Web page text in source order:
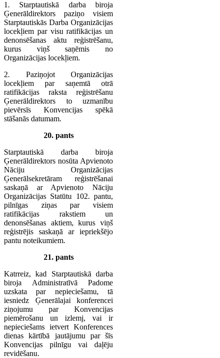
1. Starptautiskā darba biroja
Ģenerāldirektors paziņo visiem
Starptautiskās Darba Organizācijas
locekļiem par visu ratifikācijas un
denonsēšanas aktu reģistrēšanu,
kurus viņš saņēmis no
Organizācijas locekļiem.
2. Paziņojot Organizācijas
locekļiem par saņemtā otrā
ratifikācijas raksta reģistrēšanu
Ģenerāldirektors to uzmanību
pievērsīs Konvencijas spēkā
stāšanās datumam.
20. pants
Starptautiskā darba biroja
Ģenerāldirektors nosūta Apvienoto
Nāciju Organizācijas
Ģenerālsekretāram reģistrēšanai
saskaņā ar Apvienoto Nāciju
Organizācijas Statūtu 102. pantu,
pilnīgas ziņas par visiem
ratifikācijas rakstiem un
denonsēšanas aktiem, kurus viņš
reģistrējis saskaņā ar iepriekšējo
pantu noteikumiem.
21. pants
Katrreiz, kad Starptautiskā darba
biroja Administratīvā Padome
uzskata par nepieciešamu, tā
iesniedz Ģenerālajai konferencei
ziņojumu par Konvencijas
piemērošanu un izlemj, vai ir
nepieciešams ietvert Konferences
dienas kārtībā jautājumu par šīs
Konvencijas pilnīgu vai daļēju
revidēšanu.